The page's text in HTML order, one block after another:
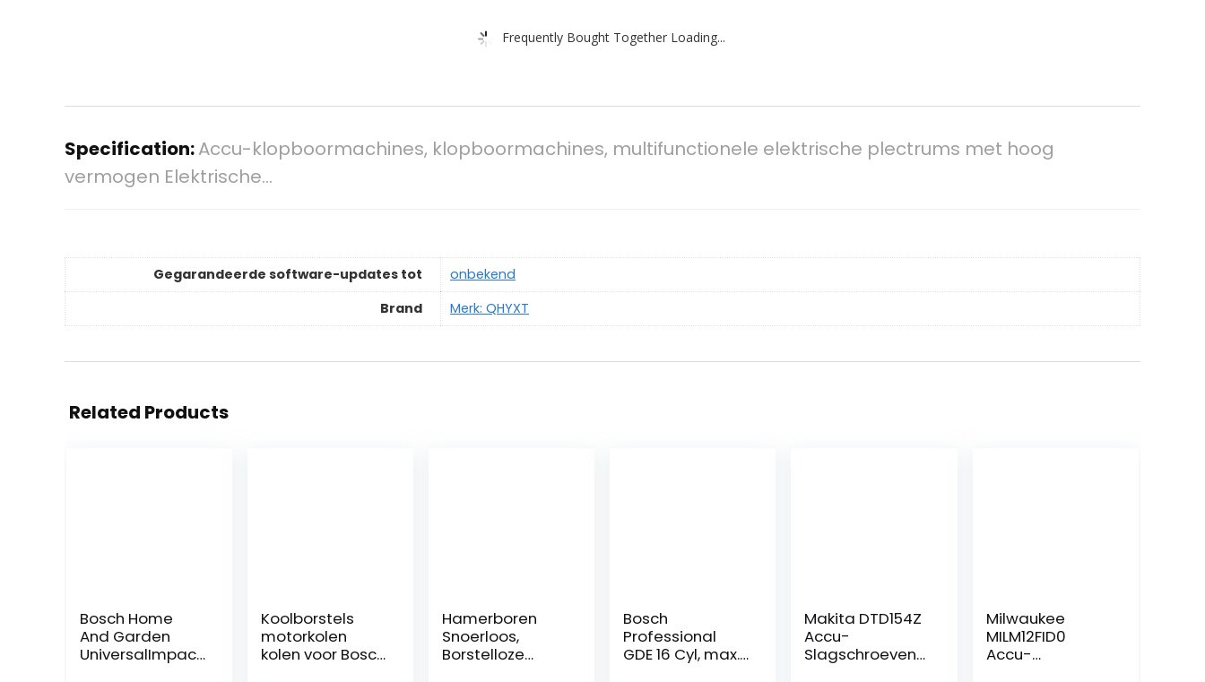
Frequently Bought Together Loading...
Specification:Accu-klopboormachines, klopboormachines, multifunctionele elektrische plectrums met hoog
vermogen Elektrische…
Gegarandeerde software-updates tot
‎onbekend
Brand
Merk: QHYXT
Related Products
Bosch Home
And Garden
UniversalImpact
Koolborstels
motorkolen
kolen voor Bosch
Hamerboren
Snoerloos,
Borstelloze
Bosch
Professional
GDE 16 Cyl, max.
Makita DTD154Z
Accu-
Slagschroevend
Milwaukee
MILM12FID0
Accu-